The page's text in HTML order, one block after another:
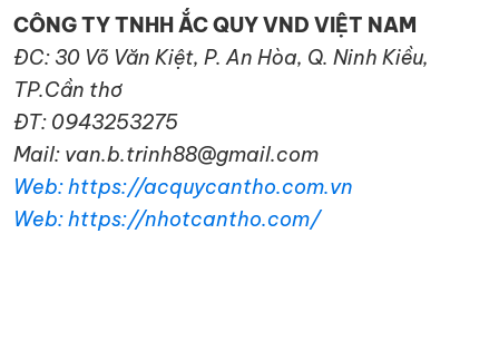
CÔNG TY TNHH ẮC QUY VND VIỆT NAM
ĐC: 30 Võ Văn Kiệt, P. An Hòa, Q. Ninh Kiều,
TP.Cần thơ
ĐT: 0943253275
Mail: van.b.trinh88@gmail.com
Web: https://acquycantho.com.vn
Web: https://nhotcantho.com/